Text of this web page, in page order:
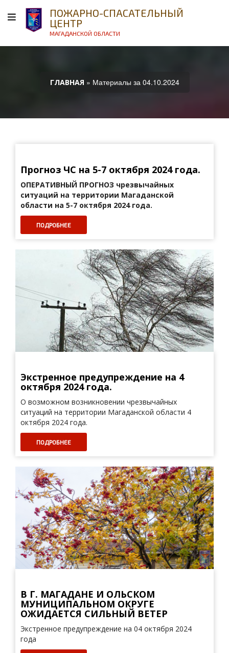
ПОЖАРНО-СПАСАТЕЛЬНЫЙ
ЦЕНТР
МАГАДАНСКОЙ ОБЛАСТИ
ГЛАВНАЯ » Материалы за 04.10.2024
Прогноз ЧС на 5-7 октября 2024 года.
ОПЕРАТИВНЫЙ ПРОГНОЗ чрезвычайных
ситуаций на территории Магаданской
области на 5-7 октября 2024 года.
ПОДРОБНЕЕ
Экстренное предупреждение на 4
октября 2024 года.
О возможном возникновении чрезвычайных
ситуаций на территории Магаданской области 4
октября 2024 года.
ПОДРОБНЕЕ
В Г. МАГАДАНЕ И ОЛЬСКОМ
МУНИЦИПАЛЬНОМ ОКРУГЕ
ОЖИДАЕТСЯ СИЛЬНЫЙ ВЕТЕР
Экстренное предупреждение на 04 октября 2024
года